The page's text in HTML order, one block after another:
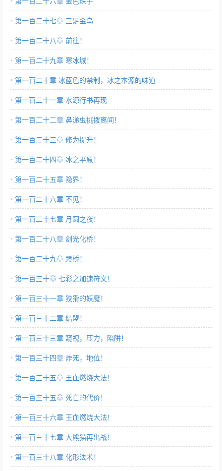
第一百二十七章 三足金乌
第一百二十八章 前往！
第一百二十九章 寒冰城！
第一百二十章 冰蓝色的禁制，冰之本源的味道
第一百二十一章 水源行书再现
第一百二十二章 鼻涕虫挑拨离间！
第一百二十三章 修为提升！
第一百二十四章 冰之平原！
第一百二十五章 隐界！
第一百二十六章 不见！
第一百二十七章 月圆之夜！
第一百二十八章 剑光化桥！
第一百二十九章 蹬桥！
第一百三十章 七彩之加速符文！
第一百三十一章 狡猾的妖魔！
第一百三十二章 结盟！
第一百三十三章 窥视，压力，陷阱！
第一百三十四章 炸死，地位！
第一百三十五章 王血燃烧大法！
第一百三十五章 死亡的代价！
第一百三十六章 王血燃烧大法！
第一百三十七章 大熊猫再出战！
第一百三十八章 化形法术！